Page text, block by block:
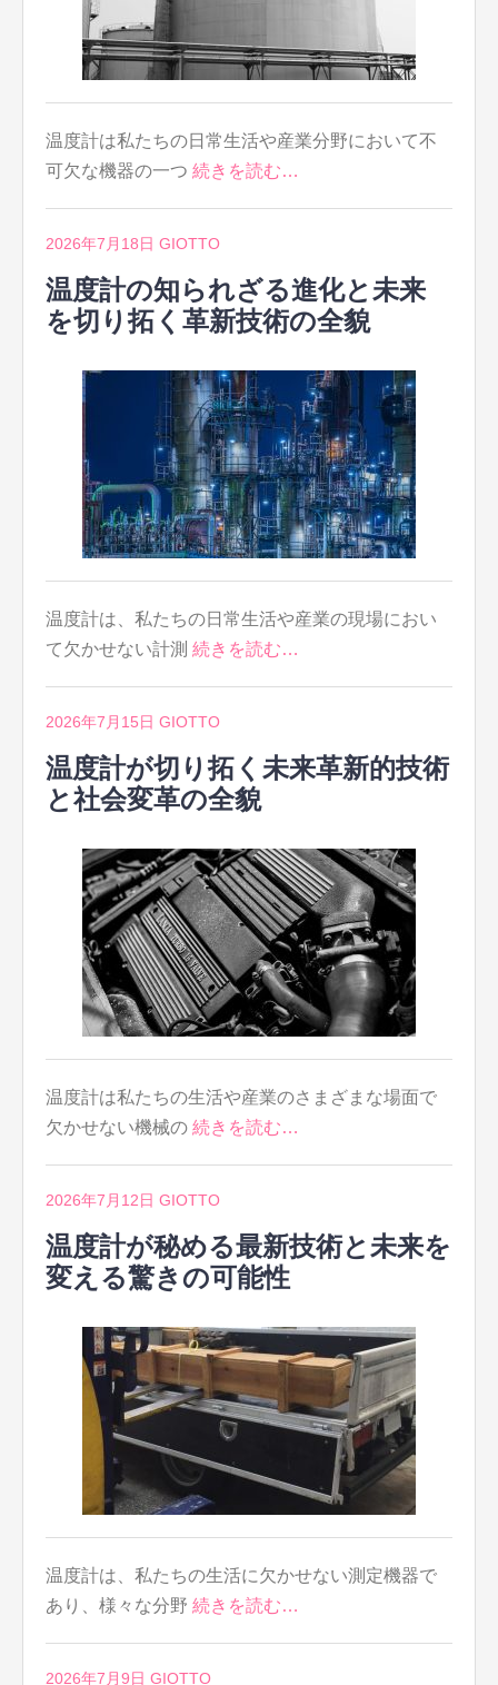
温度計は私たちの日常生活や産業分野において不
可欠な機器の一つ 続きを読む…
2026年7月18日 GIOTTO
温度計の知られざる進化と未来
を切り拓く革新技術の全貌
温度計は、私たちの日常生活や産業の現場におい
て欠かせない計測 続きを読む…
2026年7月15日 GIOTTO
温度計が切り拓く未来革新的技術
と社会変革の全貌
温度計は私たちの生活や産業のさまざまな場面で
欠かせない機械の 続きを読む…
2026年7月12日 GIOTTO
温度計が秘める最新技術と未来を
変える驚きの可能性
温度計は、私たちの生活に欠かせない測定機器で
あり、様々な分野 続きを読む…
2026年7月9日 GIOTTO